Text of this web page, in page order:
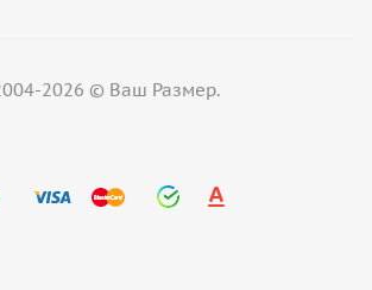
2026 © Ваш Размер.